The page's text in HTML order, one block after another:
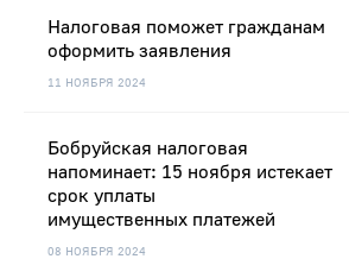
11 НОЯБРЯ 2024
Налоговая поможет гражданам
оформить заявления
08 НОЯБРЯ 2024
Бобруйская налоговая
напоминает: 15 ноября истекает
срок уплаты
имущественных платежей